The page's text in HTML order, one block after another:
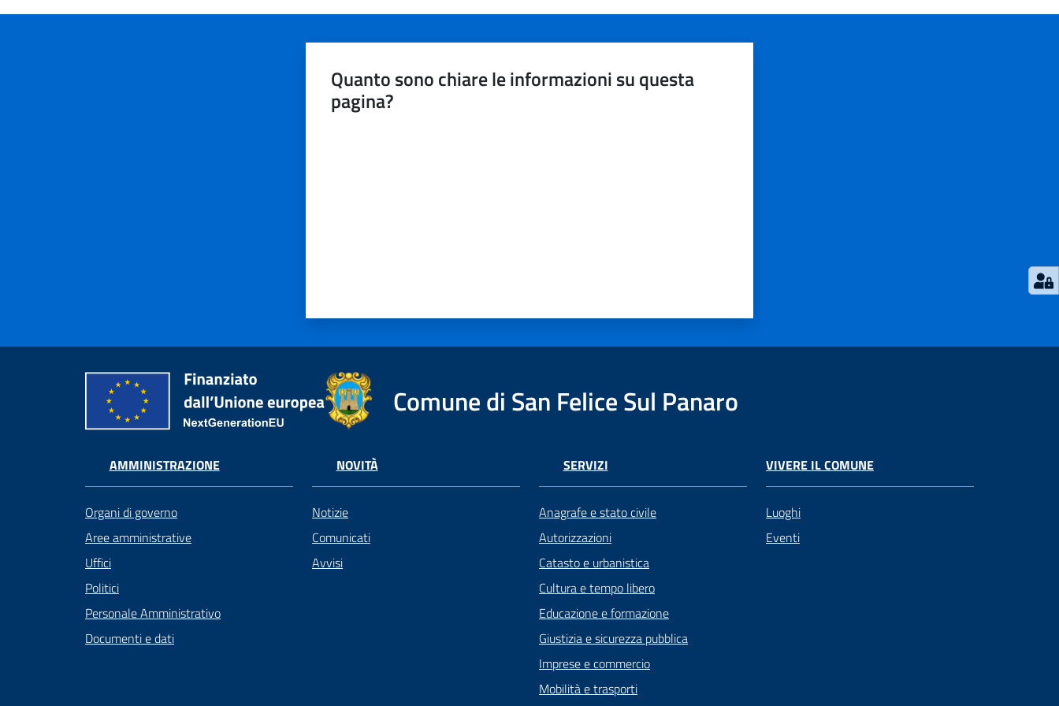
Quanto sono chiare le informazioni su questa
pagina?
Comune di San Felice Sul Panaro
AMMINISTRAZIONE
Organi di governo
Aree amministrative
Uffici
Politici
Personale Amministrativo
Documenti e dati
NOVITÀ
Notizie
Comunicati
Avvisi
SERVIZI
Anagrafe e stato civile
Autorizzazioni
Catasto e urbanistica
Cultura e tempo libero
Educazione e formazione
Giustizia e sicurezza pubblica
Imprese e commercio
Mobilità e trasporti
VIVERE IL COMUNE
Luoghi
Eventi